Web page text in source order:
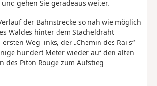
gehen Sie geradeaus weiter.
der Bahnstrecke so nah wie möglich
Waldes hinter dem Stacheldraht
Weg links, der „Chemin des Rails“
hundert Meter wieder auf den alten
des Piton Rouge zum Aufstieg